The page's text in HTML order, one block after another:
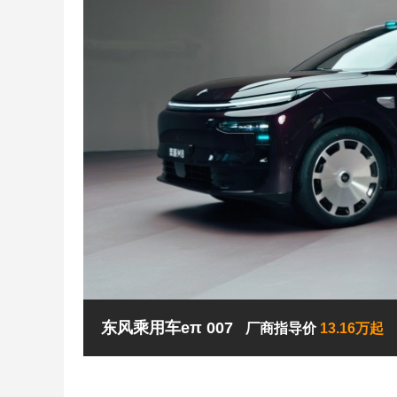
东风乘用车eπ 007 厂商指导价13.16万起